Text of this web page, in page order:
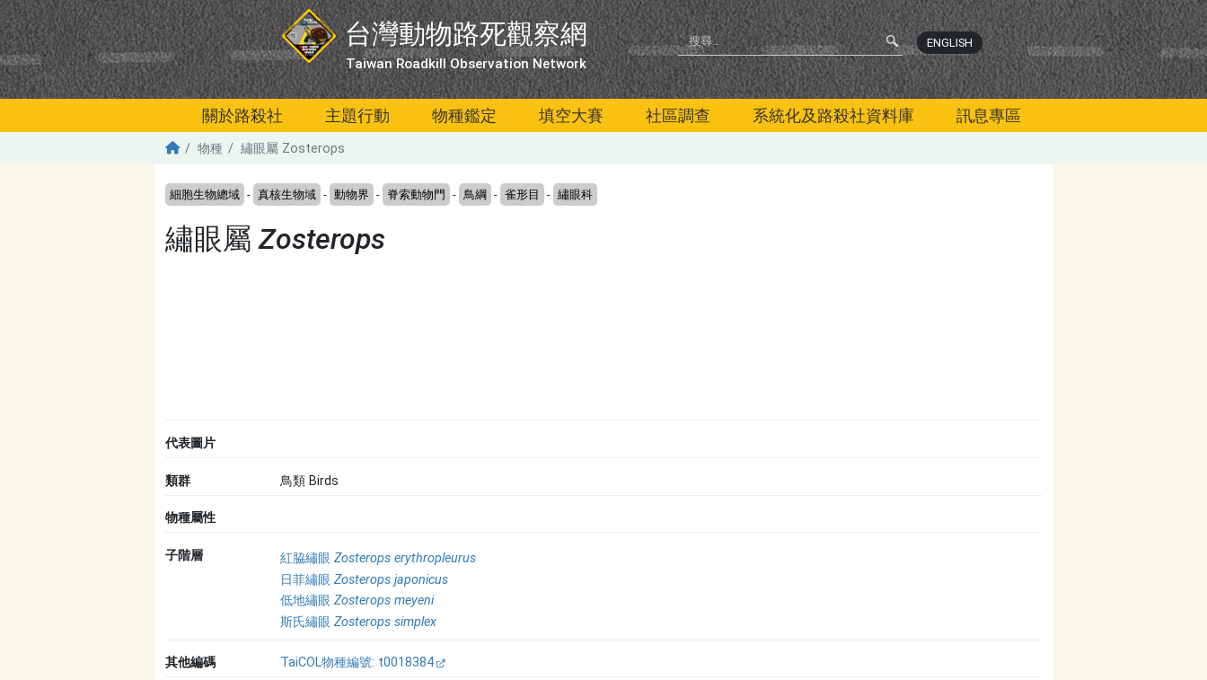
移至主內容
台灣動物路死觀察網
Taiwan Roadkill Observation Network
ENGLISH
關於路殺社 主題行動 物種鑑定 填空大賽 社區調查 系統化及路殺社資料庫 訊息專區
物種 繡眼屬 Zosterops
細胞生物總域 - 真核生物域 - 動物界 - 脊索動物門 - 鳥綱 - 雀形目 - 繡眼科
繡眼屬Zosterops
代表圖片
類群 鳥類 Birds
物種屬性
子階層 紅脇繡眼 Zosterops erythropleurus
日菲繡眼 Zosterops japonicus
低地繡眼 Zosterops meyeni
斯氏繡眼 Zosterops simplex
其他編碼 TaiCOL物種編號: t0018384